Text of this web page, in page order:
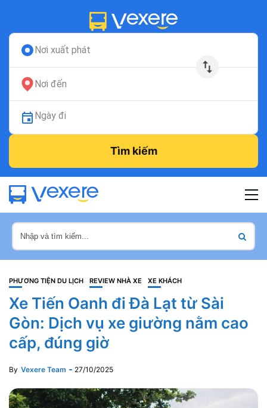
Nơi xuất phát
Nơi đến
Ngày đi
Tìm kiếm
PHƯƠNG TIỆN DU LỊCH REVIEW NHÀ XE XE KHÁCH
Xe Tiến Oanh đi Đà Lạt từ Sài
Gòn: Dịch vụ xe giường nằm cao
cấp, đúng giờ
By Vexere Team 27/10/2025